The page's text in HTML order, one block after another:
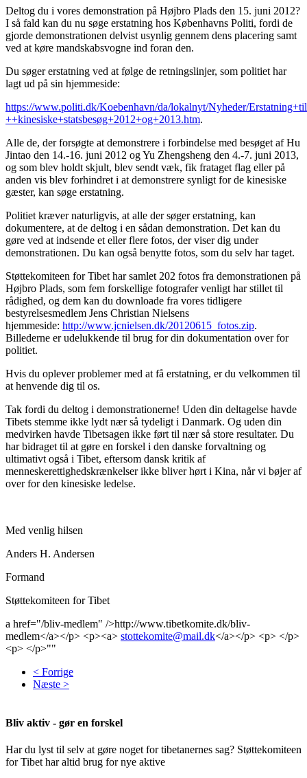
Deltog du i vores demonstration på Højbro Plads den 15. juni 2012?
I så fald kan du nu søge erstatning hos Københavns Politi, fordi de
gjorde demonstrationen delvist usynlig gennem dens placering samt
ved at køre mandskabsvogne ind foran den.
Du søger erstatning ved at følge de retningslinjer, som politiet har
lagt ud på sin hjemmeside:
https://www.politi.dk/Koebenhavn/da/lokalnyt/Nyheder/
++kinesiske+statsbesøg+2012+og+2013.htm.
Alle de, der forsøgte at demonstrere i forbindelse med besøget af Hu
Jintao den 14.-16. juni 2012 og Yu Zhengsheng den 4.-7. juni 2013,
og som blev holdt skjult, blev sendt væk, fik frataget flag eller på
anden vis blev forhindret i at demonstrere synligt for de kinesiske
gæster, kan søge erstatning.
Politiet kræver naturligvis, at alle der søger erstatning, kan
dokumentere, at de deltog i en sådan demonstration. Det kan du
gøre ved at indsende et eller flere fotos, der viser dig under
demonstrationen. Du kan også benytte fotos, som du selv har taget.
Støttekomiteen for Tibet har samlet 202 fotos fra demonstrationen på
Højbro Plads, som fem forskellige fotografer venligt har stillet til
rådighed, og dem kan du downloade fra vores tidligere
bestyrelsesmedlem Jens Christian Nielsens
hjemmeside: http://www.jcnielsen.dk/20120615_fotos.zip.
Billederne er udelukkende til brug for din dokumentation over for
politiet.
Hvis du oplever problemer med at få erstatning, er du velkommen til
at henvende dig til os.
Tak fordi du deltog i demonstrationerne! Uden din deltagelse havde
Tibets stemme ikke lydt nær så tydeligt i Danmark. Og uden din
medvirken havde Tibetsagen ikke ført til nær så store resultater. Du
har bidraget til at gøre en forskel i den danske forvaltning og
ultimativt også i Tibet, eftersom dansk kritik af
menneskerettighedskrænkelser ikke bliver hørt i Kina, når vi bøjer af
over for den kinesiske ledelse.
Med venlig hilsen
Anders H. Andersen
Formand
Støttekomiteen for Tibet
a href="/bliv-medlem" />http://www.tibetkomite.dk/bliv-
medlem</a></p> <p><a> stottekomite@mail.dk</a></p> <p> </p>
<p> </p>""
< Forrige
Næste >
Bliv aktiv - gør en forskel
Har du lyst til selv at gøre noget for tibetanernes sag? Støttekomiteen
for Tibet har altid brug for nye aktive